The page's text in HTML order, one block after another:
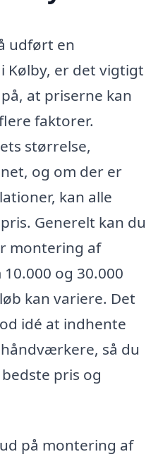
udført en
Kølby, er det vigtigt
at priserne kan
faktorer.
størrelse,
og om der er
kan alle
Generelt kan du
montering af
og 30.000
kan variere. Det
idé at indhente
så du
pris og
på montering af